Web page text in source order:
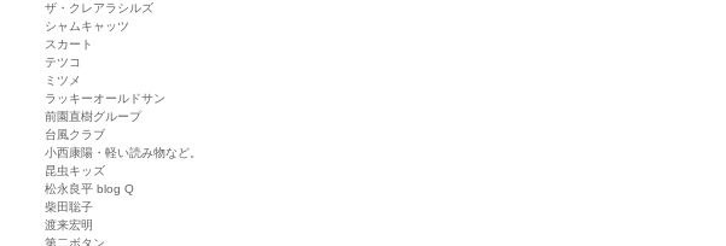
ザ・クレアラシルズ
シャムキャッツ
スカート
テツコ
ミツメ
ラッキーオールドサン
前園直樹グループ
台風クラブ
小西康陽・軽い読み物など。
昆虫キッズ
松永良平 blog Q
柴田聡子
渡来宏明
第二ボタン